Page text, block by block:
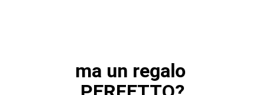
ma un regalo